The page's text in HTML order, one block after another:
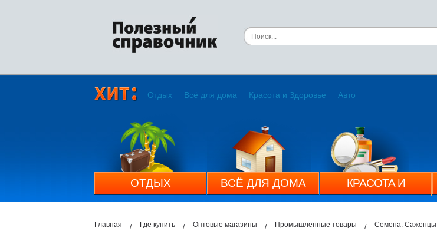
Отдых Всё для дома Красота и Здоровье Авто
ОТДЫХ ВСЁ ДЛЯ ДОМА
КРАСОТА И
ЗДОРОВЬЕ
Главная Где купить Оптовые магазины Промышленные товары Семена. Саженцы